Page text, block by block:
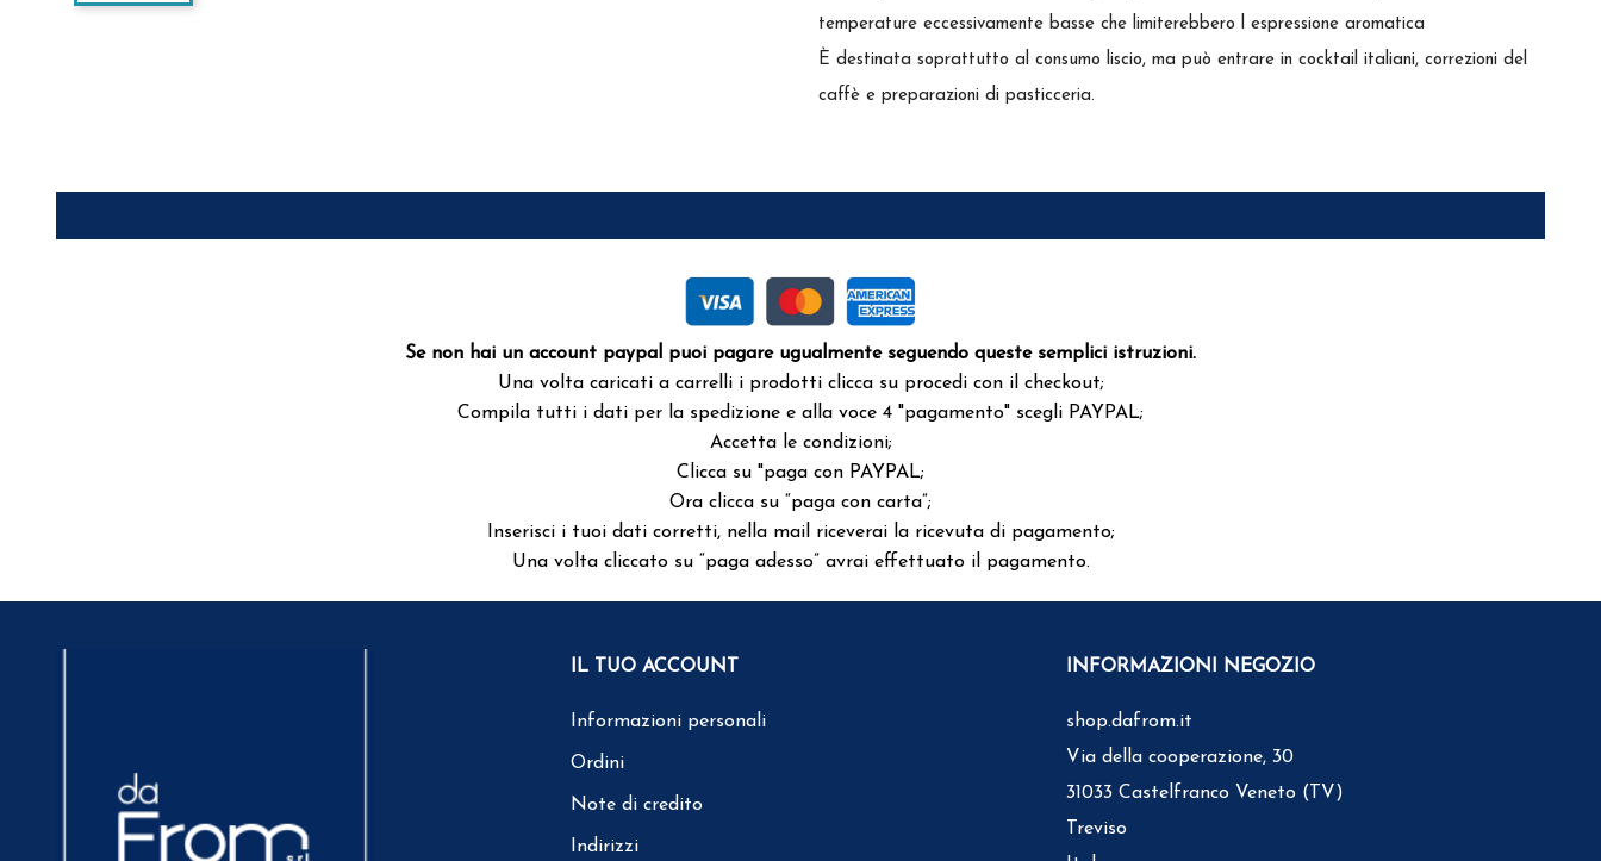
temperature eccessivamente basse che limiterebbero l espressione aromatica
È destinata soprattutto al consumo liscio, ma può entrare in cocktail italiani, correzioni del
caffè e preparazioni di pasticceria.
Se non hai un account paypal puoi pagare ugualmente seguendo queste semplici istruzioni.
Una volta caricati a carrelli i prodotti clicca su procedi con il checkout;
Compila tutti i dati per la spedizione e alla voce 4 "pagamento" scegli PAYPAL;
Accetta le condizioni;
Clicca su "paga con PAYPAL;
Ora clicca su “paga con carta”;
Inserisci i tuoi dati corretti, nella mail riceverai la ricevuta di pagamento;
Una volta cliccato su “paga adesso” avrai effettuato il pagamento.
IL TUO ACCOUNT
Informazioni personali
Ordini
Note di credito
Indirizzi
INFORMAZIONI NEGOZIO
shop.dafrom.it
Via della cooperazione, 30
31033 Castelfranco Veneto (TV)
Treviso